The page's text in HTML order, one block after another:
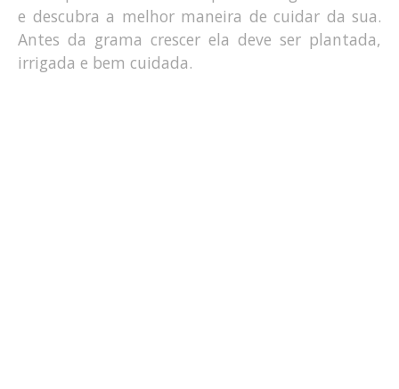
e descubra a melhor maneira de cuidar da sua.
Antes da grama crescer ela deve ser plantada,
irrigada e bem cuidada.